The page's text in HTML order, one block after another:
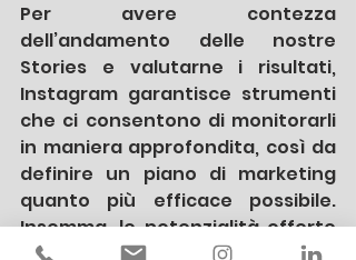
Per avere contezza
dell’andamento delle nostre
Stories e valutarne i risultati,
Instagram garantisce strumenti
che ci consentono di monitorarli
in maniera approfondita, così da
definire un piano di marketing
quanto più efficace possibile.
Insomma, le potenzialità offerte
dalle Instagram Stories sono